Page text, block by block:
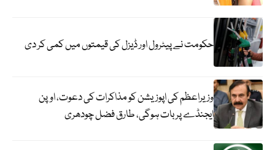
حکومت نے پیٹرول اور ڈیزل کی قیمتوں میں کمی کر دی
وزیراعظم کی اپوزیشن کو مذاکرات کی دعوت، اوپن
ایجنڈے پر بات ہوگی، طارق فضل چودھری